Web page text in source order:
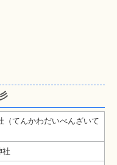
（てんかわだいべんざいて
社